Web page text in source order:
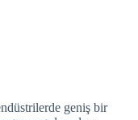
geniş bir